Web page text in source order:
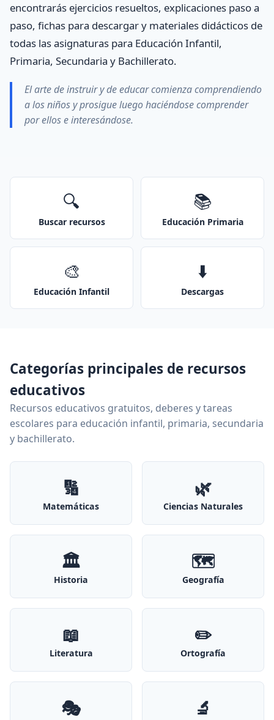
encontrarás ejercicios resueltos, explicaciones paso a
paso, fichas para descargar y materiales didácticos de
todas las asignaturas para Educación Infantil,
Primaria, Secundaria y Bachillerato.
El arte de instruir y de educar comienza comprendiendo
a los niños y prosigue luego haciéndose comprender
por ellos e interesándose.
🔍
Buscar recursos
📚
Educación Primaria
🎨
Educación Infantil
⬇️
Descargas
Categorías principales de recursos
educativos
Recursos educativos gratuitos, deberes y tareas
escolares para educación infantil, primaria, secundaria
y bachillerato.
🔢
Matemáticas
🌿
Ciencias Naturales
🏛️
Historia
🗺️
Geografía
📖
Literatura
✏️
Ortografía
🎭 🔬